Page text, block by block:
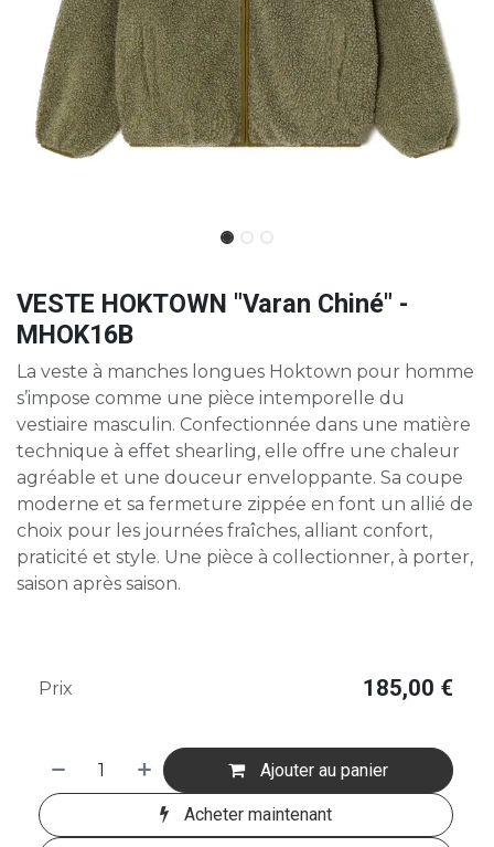
VESTE HOKTOWN "Varan Chiné" -
MHOK16B
La veste à manches longues Hoktown pour homme
s’impose comme une pièce intemporelle du
vestiaire masculin. Confectionnée dans une matière
technique à effet shearling, elle offre une chaleur
agréable et une douceur enveloppante. Sa coupe
moderne et sa fermeture zippée en font un allié de
choix pour les journées fraîches, alliant confort,
praticité et style. Une pièce à collectionner, à porter,
saison après saison.
Ajouter au panier
Acheter maintenant
Prix 185,00 €